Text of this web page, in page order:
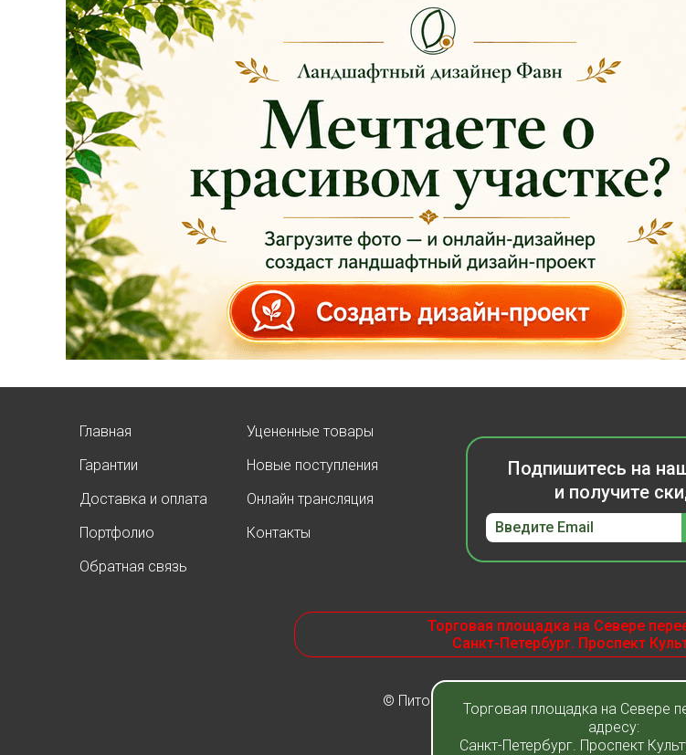
Главная
Гарантии
Доставка и оплата
Портфолио
Обратная связь
Уцененные товары
Новые поступления
Онлайн трансляция
Контакты
Подпишитесь на
и получите
Торговая площадка на Севере
Санкт-Петербург. Проспект
© Питомник растений "Фавн" - Санкт-
Торговая площадка на Севере
адресу:
Санкт-Петербург. Проспект